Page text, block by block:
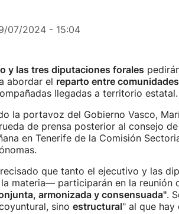
07/2024 - 15:04
y las tres diputaciones forales
abordar el reparto entre comunidades
llegadas a territorio estatal.
la portavoz del Gobierno Vasco,
de prensa posterior al consejo
en Tenerife de la Comisión
que tanto el ejecutivo y las
materia— participarán en la reunión
armonizada y consensuada".
sino estructural" al que hay